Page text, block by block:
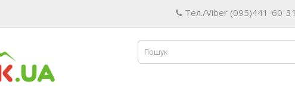
Тел./Viber (095)441-60-31